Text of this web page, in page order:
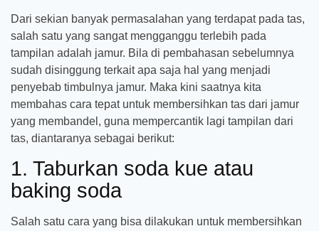
Dari sekian banyak permasalahan yang terdapat pada tas,
salah satu yang sangat mengganggu terlebih pada
tampilan adalah jamur. Bila di pembahasan sebelumnya
sudah disinggung terkait apa saja hal yang menjadi
penyebab timbulnya jamur. Maka kini saatnya kita
membahas cara tepat untuk membersihkan tas dari jamur
yang membandel, guna mempercantik lagi tampilan dari
tas, diantaranya sebagai berikut:
1. Taburkan soda kue atau
baking soda
Salah satu cara yang bisa dilakukan untuk membersihkan